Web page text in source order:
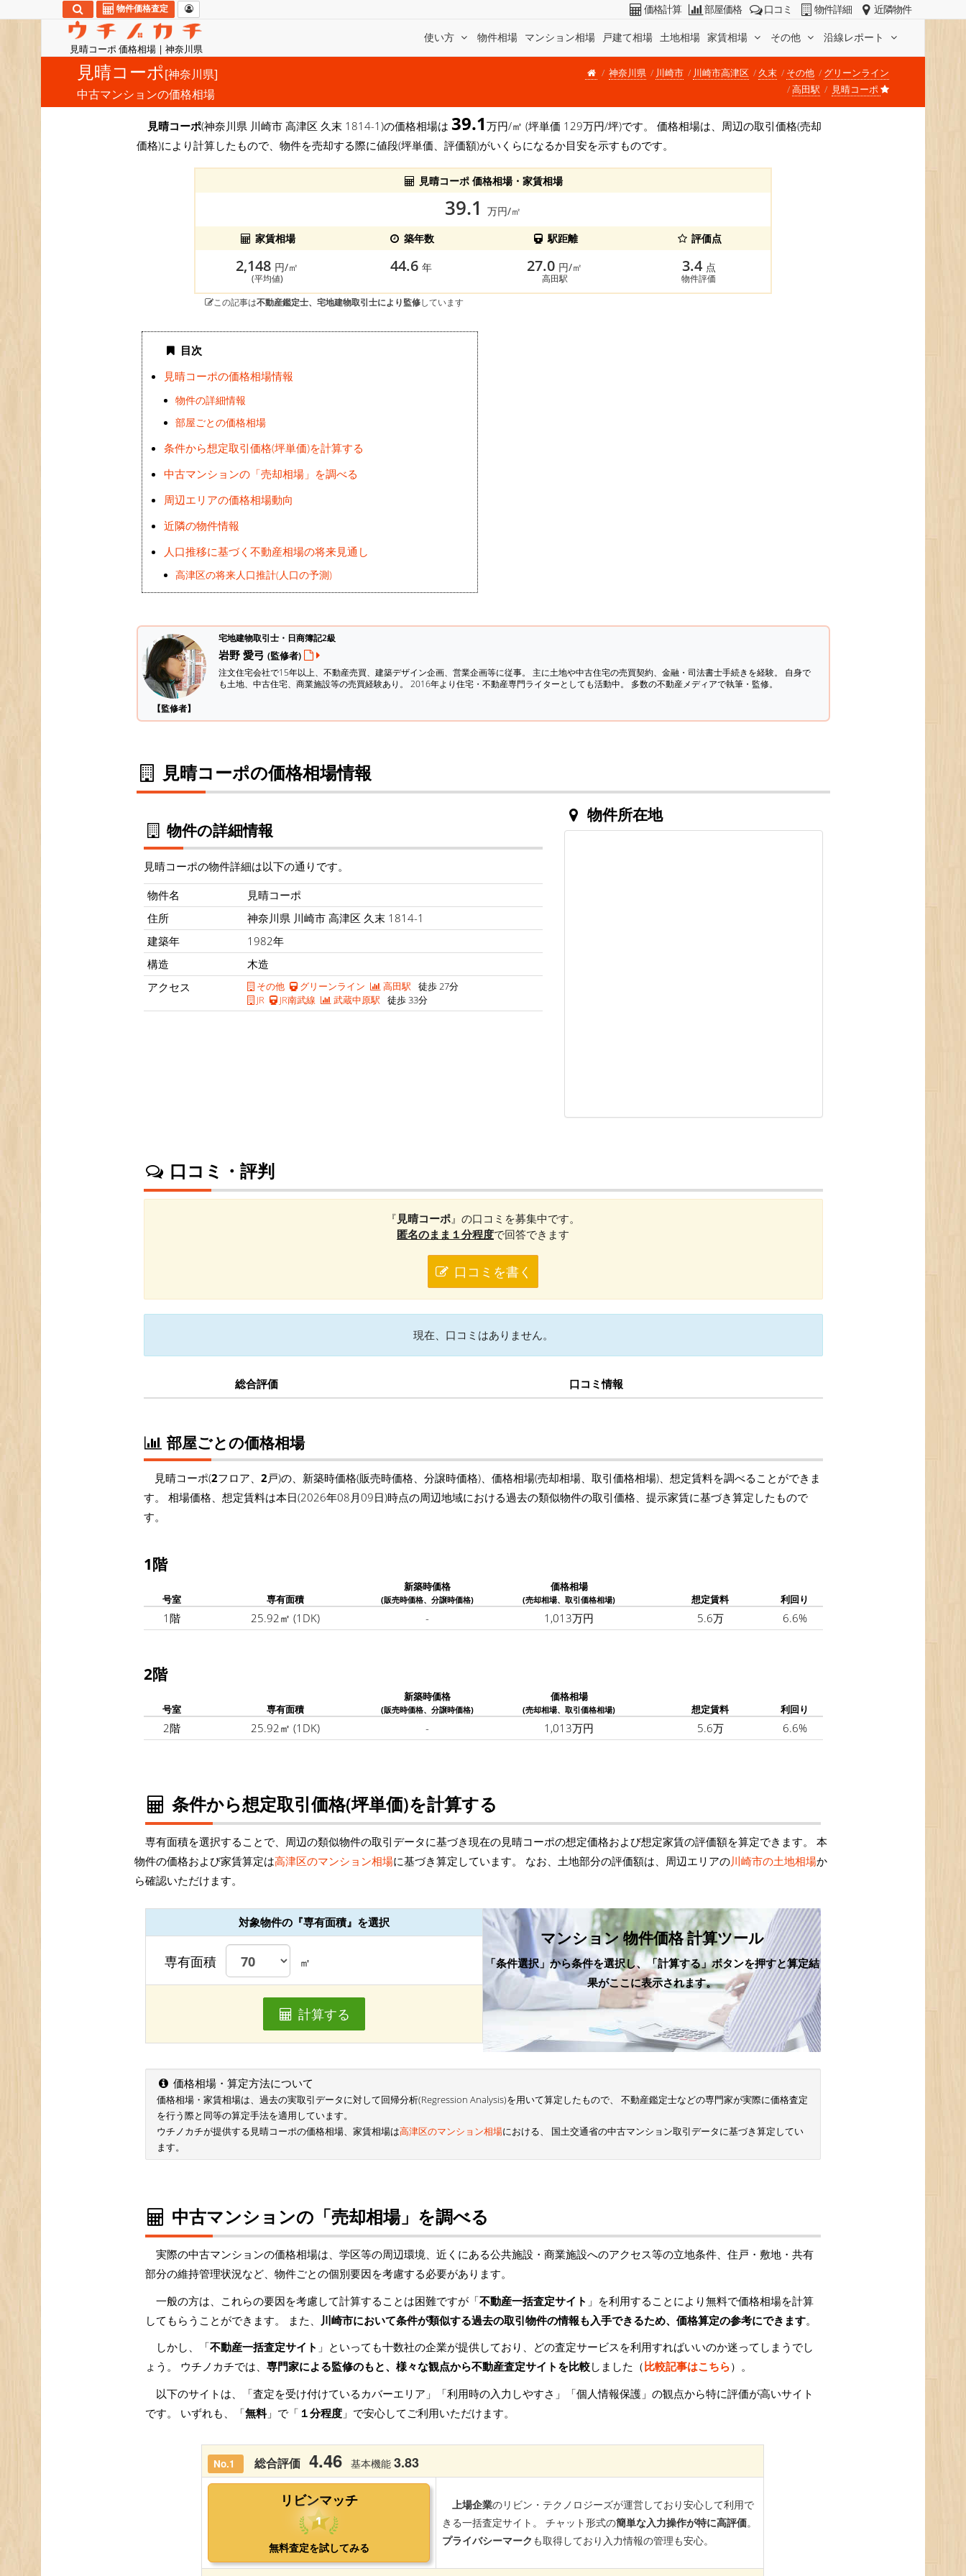
見晴コーポ 価格相場 | 神奈川県
使い方 物件相場 マンション相場 戸建て相場 土地相場 家賃相場 その他 沿線レポート
物件価格査定 価格計算 部屋価格 口コミ 物件詳細 近隣物件
見晴コーポ[神奈川県]
中古マンションの価格相場
神奈川県 川崎市 川崎市高津区 久末 その他
グリーンライン
高田駅
見晴コーポ
見晴コーポ(神奈川県 川崎市 高津区 久末 1814-1)の価格相場は 39.1 万円/㎡ (坪単価 129万円/坪)です。 価格相場は、周辺の取引価格(売却
価格)により計算したもので、物件を売却する際に値段(坪単価、評価額)がいくらになるか目安を示すものです。
見晴コーポ 価格相場・家賃相場
39.1
万円/㎡
家賃相場
築年数 駅距離 評価点
2,148 円/㎡
(平均値)
44.6 年 27.0 円/㎡
高田駅
3.4 点
物件評価
この記事は不動産鑑定士、宅地建物取引士により監修しています
目次
見晴コーポの価格相場情報
物件の詳細情報
部屋ごとの価格相場
条件から想定取引価格(坪単価)を計算する
中古マンションの「売却相場」を調べる
周辺エリアの価格相場動向
近隣の物件情報
人口推移に基づく不動産相場の将来見通し
高津区の将来人口推計(人口の予測)
【監修者】
宅地建物取引士・日商簿記2級
岩野 愛弓 (監修者)
注文住宅会社で15年以上、不動産売買、建築デザイン企画、営業企画等に従事。 主に土地や中古住宅の売買契約、金融・司法書士手続きを経験。 自身で
も土地、中古住宅、商業施設等の売買経験あり。 2016年より住宅・不動産専門ライターとしても活動中。 多数の不動産メディアで執筆・監修。
見晴コーポの価格相場情報
物件の詳細情報
見晴コーポの物件詳細は以下の通りです。
物件名
見晴コーポ
住所
神奈川県 川崎市 高津区 久末 1814-1
建築年
1982年
構造
木造
アクセス
その他 グリーンライン 高田駅 徒歩 27分
JR
JR南武線 武蔵中原駅 徒歩 33分
物件所在地
口コミ・評判
『 見晴コーポ 』の口コミを募集中です。
匿名のまま１分程度で回答できます
口コミを書く
現在、口コミはありません。
総合評価 口コミ情報
部屋ごとの価格相場
見晴コーポ(2フロア、 2戸)の、新築時価格(販売時価格、分譲時価格)、価格相場(売却相場、取引価格相場)、想定賃料を調べることができま
す。 相場価格、想定賃料は本日(2026年08月09日)時点の周辺地域における過去の類似物件の取引価格、提示家賃に基づき算定したもので
す。
1階
号室 専有面積
新築時価格
(販売時価格、分譲時価格)
価格相場
(売却相場、取引価格相場) 想定賃料 利回り
1階 25.92㎡ (1DK) - 1,013万円 5.6万 6.6%
2階
号室 専有面積
新築時価格
(販売時価格、分譲時価格)
価格相場
(売却相場、取引価格相場) 想定賃料 利回り
2階 25.92㎡ (1DK) - 1,013万円 5.6万 6.6%
条件から想定取引価格(坪単価)を計算する
専有面積を選択することで、周辺の類似物件の取引データに基づき現在の見晴コーポの想定価格および想定家賃の評価額を算定できます。 本
物件の価格および家賃算定は高津区のマンション相場に基づき算定しています。 なお、土地部分の評価額は、周辺エリアの川崎市の土地相場か
ら確認いただけます。
対象物件の『専有面積』を選択
専有面積 ㎡
計算する
マンション 物件価格 計算ツール
「条件選択」から条件を選択し、「計算する」ボタンを押すと算定結
果がここに表示されます。
価格相場・算定方法について
価格相場・家賃相場は、過去の実取引データに対して回帰分析(Regression Analysis)を用いて算定したもので、 不動産鑑定士などの専門家が実際に価格査定
を行う際と同等の算定手法を適用しています。
ウチノカチが提供する見晴コーポの価格相場、家賃相場は高津区のマンション相場における、 国土交通省の中古マンション取引データに基づき算定してい
ます。
中古マンションの「売却相場」を調べる
実際の中古マンションの価格相場は、学区等の周辺環境、近くにある公共施設・商業施設へのアクセス等の立地条件、住戸・敷地・共有
部分の維持管理状況など、物件ごとの個別要因を考慮する必要があります。
一般の方は、これらの要因を考慮して計算することは困難ですが「不動産一括査定サイト 」を利用することにより無料で価格相場を計算
してもらうことができます。 また、
川崎市において条件が類似する過去の取引物件の情報も入手できるため、価格算定の参考にできます。
しかし、「不動産一括査定サイト 」といっても十数社の企業が提供しており、どの査定サービスを利用すればいいのか迷ってしまうでし
ょう。 ウチノカチでは、 専門家による監修のもと、様々な観点から不動産査定サイトを比較しました（比較記事はこちら）。
以下のサイトは、「査定を受け付けているカバーエリア」「利用時の入力しやすさ」「個人情報保護」の観点から特に評価が高いサイト
です。 いずれも、「無料」で「 １分程度 」で安心してご利用いただけます。